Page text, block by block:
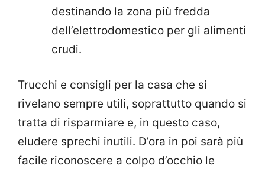
destinando la zona più fredda
dell’elettrodomestico per gli alimenti
crudi.
Trucchi e consigli per la casa che si
rivelano sempre utili, soprattutto quando si
tratta di risparmiare e, in questo caso,
eludere sprechi inutili. D’ora in poi sarà più
facile riconoscere a colpo d’occhio le